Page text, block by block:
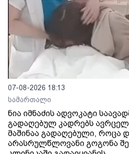
07-08-2026 18:13
სამართალი
ნია იმნაძის ადვოკატი
გადაღებულ კადრებს
მაშინაა გადაღებული, როცა
არასრულწლოვანი გოგონა